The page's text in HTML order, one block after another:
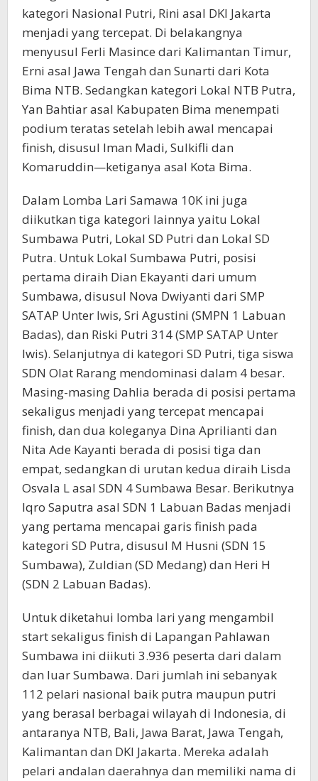
kategori Nasional Putri, Rini asal DKI Jakarta
menjadi yang tercepat. Di belakangnya
menyusul Ferli Masince dari Kalimantan Timur,
Erni asal Jawa Tengah dan Sunarti dari Kota
Bima NTB. Sedangkan kategori Lokal NTB Putra,
Yan Bahtiar asal Kabupaten Bima menempati
podium teratas setelah lebih awal mencapai
finish, disusul Iman Madi, Sulkifli dan
Komaruddin—ketiganya asal Kota Bima.
Dalam Lomba Lari Samawa 10K ini juga
diikutkan tiga kategori lainnya yaitu Lokal
Sumbawa Putri, Lokal SD Putri dan Lokal SD
Putra. Untuk Lokal Sumbawa Putri, posisi
pertama diraih Dian Ekayanti dari umum
Sumbawa, disusul Nova Dwiyanti dari SMP
SATAP Unter Iwis, Sri Agustini (SMPN 1 Labuan
Badas), dan Riski Putri 314 (SMP SATAP Unter
Iwis). Selanjutnya di kategori SD Putri, tiga siswa
SDN Olat Rarang mendominasi dalam 4 besar.
Masing-masing Dahlia berada di posisi pertama
sekaligus menjadi yang tercepat mencapai
finish, dan dua koleganya Dina Aprilianti dan
Nita Ade Kayanti berada di posisi tiga dan
empat, sedangkan di urutan kedua diraih Lisda
Osvala L asal SDN 4 Sumbawa Besar. Berikutnya
Iqro Saputra asal SDN 1 Labuan Badas menjadi
yang pertama mencapai garis finish pada
kategori SD Putra, disusul M Husni (SDN 15
Sumbawa), Zuldian (SD Medang) dan Heri H
(SDN 2 Labuan Badas).
Untuk diketahui lomba lari yang mengambil
start sekaligus finish di Lapangan Pahlawan
Sumbawa ini diikuti 3.936 peserta dari dalam
dan luar Sumbawa. Dari jumlah ini sebanyak
112 pelari nasional baik putra maupun putri
yang berasal berbagai wilayah di Indonesia, di
antaranya NTB, Bali, Jawa Barat, Jawa Tengah,
Kalimantan dan DKI Jakarta. Mereka adalah
pelari andalan daerahnya dan memiliki nama di